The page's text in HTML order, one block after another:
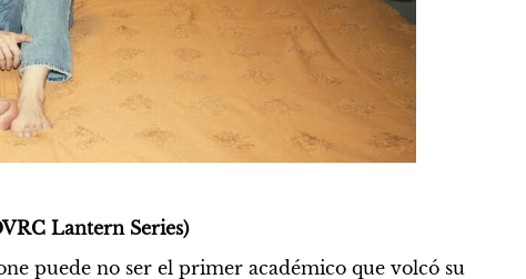
Lantern Series)